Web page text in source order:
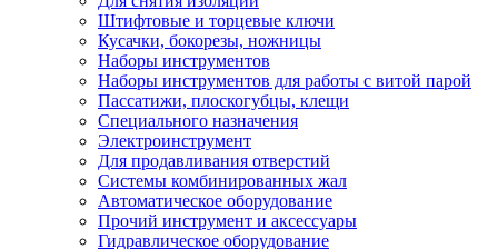
Штифтовые и торцевые ключи
Кусачки, бокорезы, ножницы
Наборы инструментов
Наборы инструментов для работы с витой парой
Пассатижи, плоскогубцы, клещи
Специального назначения
Электроинструмент
Для продавливания отверстий
Системы комбинированных жал
Автоматическое оборудование
Прочий инструмент и аксессуары
Гидравлическое оборудование